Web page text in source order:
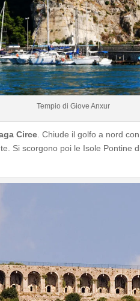
Tempio di Giove Anxur
Circe. Chiude il golfo a nord
Si scorgono poi le Isole Pontine